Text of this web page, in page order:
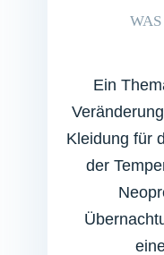
Ein
Kleidung für
der